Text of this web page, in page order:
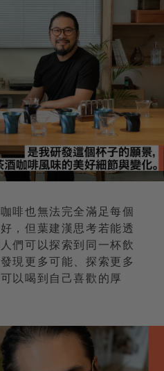
啡也無法完全滿足每個
，但葉建漢思考若能透
們可以探索到同一杯飲
現更多可能、探索更多
以喝到自己喜歡的厚